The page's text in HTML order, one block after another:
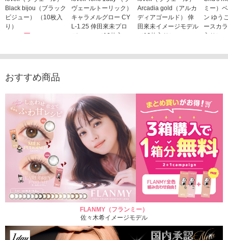
Black bijou（ブラック
ビジュー） （10枚入
り）
1,760円
ヴェールトーリック）
キャラメルグロー CY
L-1.25 倖田來未プロ
デュース （10枚入
1,760円(税込)
Arcadia gold（アルカ
ディアゴールド） 倖
田來未イメージモデル
（10枚入り）
ミー）
ン ゆう
ースカ
入り）
おすすめ商品
FLANMY（フランミー）
佐々木希イメージモデル